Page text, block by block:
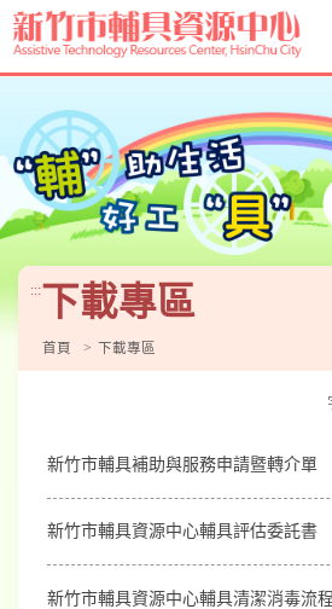
跳
到
主
要
內
:::下載專區
首頁 下載專區
新竹市輔具補助與服務申請暨轉介單
新竹市輔具資源中心輔具評估委託書
新竹市輔具資源中心輔具清潔消毒流程